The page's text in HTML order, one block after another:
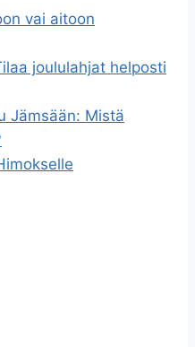
vai aitoon
joululahjat helposti
Jämsään: Mistä